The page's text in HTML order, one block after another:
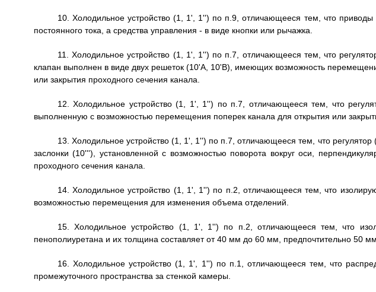
10. Холодильное устройство (1, 1', 1'') по п.9, отличающееся тем, что приводы
постоянного тока, а средства управления - в виде кнопки или рычажка.
11. Холодильное устройство (1, 1', 1'') по п.7, отличающееся тем, что
клапан выполнен в виде двух решеток (10'A, 10'B), имеющих возможность
или закрытия проходного сечения канала.
12. Холодильное устройство (1, 1', 1'') по п.7, отличающееся тем, что
выполненную с возможностью перемещения поперек канала для открытия или
13. Холодильное устройство (1, 1', 1'') по п.7, отличающееся тем, что
заслонки (10'''), установленной с возможностью поворота вокруг оси,
проходного сечения канала.
14. Холодильное устройство (1, 1', 1'') по п.2, отличающееся тем, что
возможностью перемещения для изменения объема отделений.
15. Холодильное устройство (1, 1', 1'') по п.2, отличающееся тем, что
пенополиуретана и их толщина составляет от 40 мм до 60 мм, предпочтительно 50 мм.
16. Холодильное устройство (1, 1', 1'') по п.1, отличающееся тем, что
промежуточного пространства за стенкой камеры.